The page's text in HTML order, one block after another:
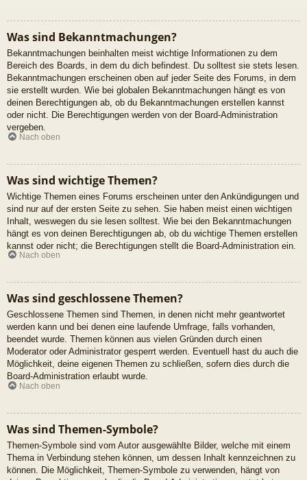
Was sind Bekanntmachungen?
Bekanntmachungen beinhalten meist wichtige Informationen zu dem
Bereich des Boards, in dem du dich befindest. Du solltest sie stets lesen.
Bekanntmachungen erscheinen oben auf jeder Seite des Forums, in dem
sie erstellt wurden. Wie bei globalen Bekanntmachungen hängt es von
deinen Berechtigungen ab, ob du Bekanntmachungen erstellen kannst
oder nicht. Die Berechtigungen werden von der Board-Administration
vergeben.
Nach oben
Was sind wichtige Themen?
Wichtige Themen eines Forums erscheinen unter den Ankündigungen und
sind nur auf der ersten Seite zu sehen. Sie haben meist einen wichtigen
Inhalt, weswegen du sie lesen solltest. Wie bei den Bekanntmachungen
hängt es von deinen Berechtigungen ab, ob du wichtige Themen erstellen
kannst oder nicht; die Berechtigungen stellt die Board-Administration ein.
Nach oben
Was sind geschlossene Themen?
Geschlossene Themen sind Themen, in denen nicht mehr geantwortet
werden kann und bei denen eine laufende Umfrage, falls vorhanden,
beendet wurde. Themen können aus vielen Gründen durch einen
Moderator oder Administrator gesperrt werden. Eventuell hast du auch die
Möglichkeit, deine eigenen Themen zu schließen, sofern dies durch die
Board-Administration erlaubt wurde.
Nach oben
Was sind Themen-Symbole?
Themen-Symbole sind vom Autor ausgewählte Bilder, welche mit einem
Thema in Verbindung stehen können, um dessen Inhalt kennzeichnen zu
können. Die Möglichkeit, Themen-Symbole zu verwenden, hängt von